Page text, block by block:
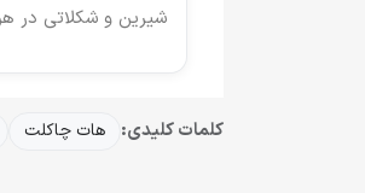
شیرین و شکلاتی در
کلمات کلیدی: هات چاکلت